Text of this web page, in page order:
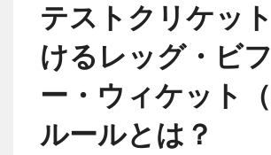
テストクリケッ
けるレッグ・ビ
ー・ウィケット（
ルールとは？